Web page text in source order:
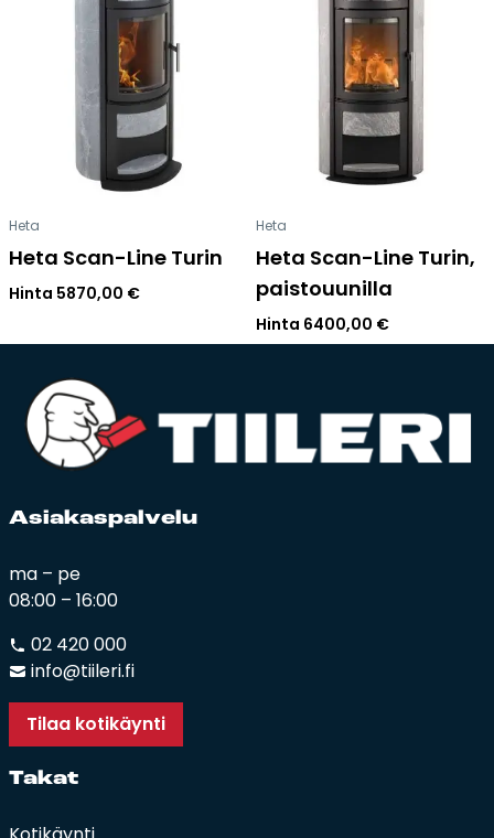
Heta
Heta Scan-Line Turin
Hinta 5870,00 €
Heta
Heta Scan-Line Turin,
paistouunilla
Hinta 6400,00 €
Asia­kas­pal­ve­lu
ma – pe
08:00 – 16:00
02 420 000
info@tiileri.fi
Tilaa kotikäynti
Ta­kat